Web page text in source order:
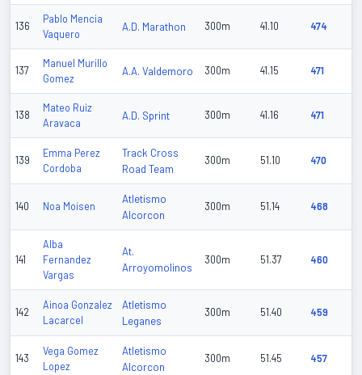
136
Pablo Mencia
Vaquero
A.D. Marathon 300m 41.10 474
137
Manuel Murillo
Gomez
A.A. Valdemoro 300m 41.15 471
138
Mateo Ruiz
Aravaca
A.D. Sprint 300m 41.16 471
139
Emma Perez
Cordoba
Track Cross
Road Team
300m 51.10 470
140 Noa Moisen
Atletismo
Alcorcon
300m 51.14 468
141
Alba
Fernandez
Vargas
At.
Arroyomolinos
300m 51.37 460
142
Ainoa Gonzalez
Lacarcel
Atletismo
Leganes
300m 51.40 459
143
Vega Gomez
Lopez
Atletismo
Alcorcon
300m 51.45 457